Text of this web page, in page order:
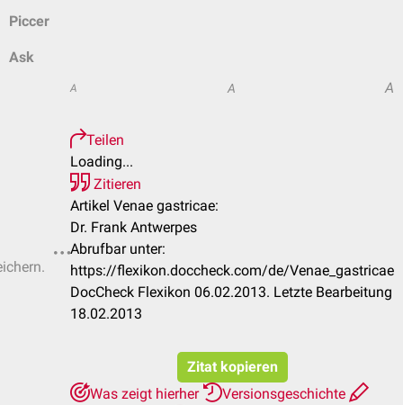
Piccer
Ask
A A A
Teilen
Loading...
Zitieren
Artikel Venae gastricae:
Dr. Frank Antwerpes
Abrufbar unter:
https://flexikon.doccheck.com/de/Venae_gastricae
DocCheck Flexikon 06.02.2013. Letzte Bearbeitung
18.02.2013
Zitat kopieren
Was zeigt hierher
Versionsgeschichte